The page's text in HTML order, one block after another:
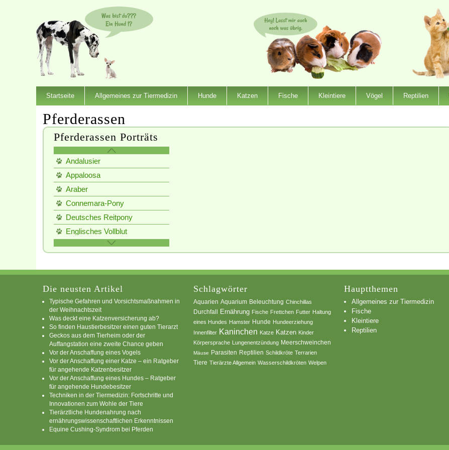
Startseite Allgemeines zur Tiermedizin Hunde Katzen Fische Kleintiere Vögel Reptilien
Pferderassen
Pferderassen Porträts
Andalusier
Appaloosa
Araber
Connemara-Pony
Deutsches Reitpony
Englisches Vollblut
Fjordpferd/Norweger
Friese
Haflinger
Hannoveraner
Holsteiner
Islandpferd
Lipizzaner
Noriker
Quarter Horse
Schwarzwälder Fuchs
Shetland Pony
Shire Horse
Tinker
Die neusten Artikel
Typische Gefahren und Vorsichtsmaßnahmen in
der Weihnachtszeit
Was deckt eine Katzenversicherung ab?
So finden Haustierbesitzer einen guten Tierarzt
Geckos aus dem Tierheim oder der
Auffangstation eine zweite Chance geben
Vor der Anschaffung eines Vogels
Vor der Anschaffung einer Katze – ein Ratgeber
für angehende Katzenbesitzer
Vor der Anschaffung eines Hundes – Ratgeber
für angehende Hundebesitzer
Techniken in der Tiermedizin: Fortschritte und
Innovationen zum Wohle der Tiere
Tierärztliche Hundenahrung nach
ernährungswissenschaftlichen Erkenntnissen
Equine Cushing-Syndrom bei Pferden
Schlagwörter
Aquarien Aquarium Beleuchtung Chinchillas
Durchfall Ernährung Fische Frettchen Futter Haltung
eines Hundes Hamster Hunde Hundeerziehung
Innenfilter Kaninchen Katze Katzen Kinder
Körpersprache Lungenentzündung Meerschweinchen
Mäuse Parasiten Reptilien Schildkröte Terrarien
Tiere Tierärzte Allgemein Wasserschildkröten Welpen
Hauptthemen
Allgemeines zur Tiermedizin
Fische
Kleintiere
Reptilien